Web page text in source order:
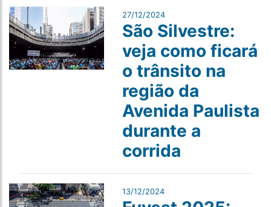
27/12/2024
São Silvestre:
veja como ficará
o trânsito na
região da
Avenida Paulista
durante a
corrida
13/12/2024